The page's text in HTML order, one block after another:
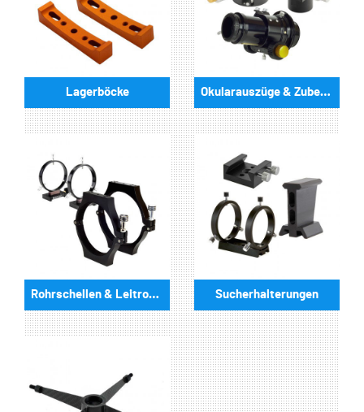
Lagerböcke Okularauszüge & Zubehör
Rohrschellen & Leitrohrschellen Sucherhalterungen